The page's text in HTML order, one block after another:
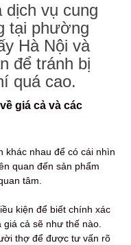
dịch vụ cung
tại phường
Hà Nội và
để tránh bị
quá cao.
giá cả và các
khác nhau để có cái nhìn
quan đến sản phẩm
tâm.
kiện để biết chính xác
cả sẽ như thế nào.
thợ để được tư vấn rõ